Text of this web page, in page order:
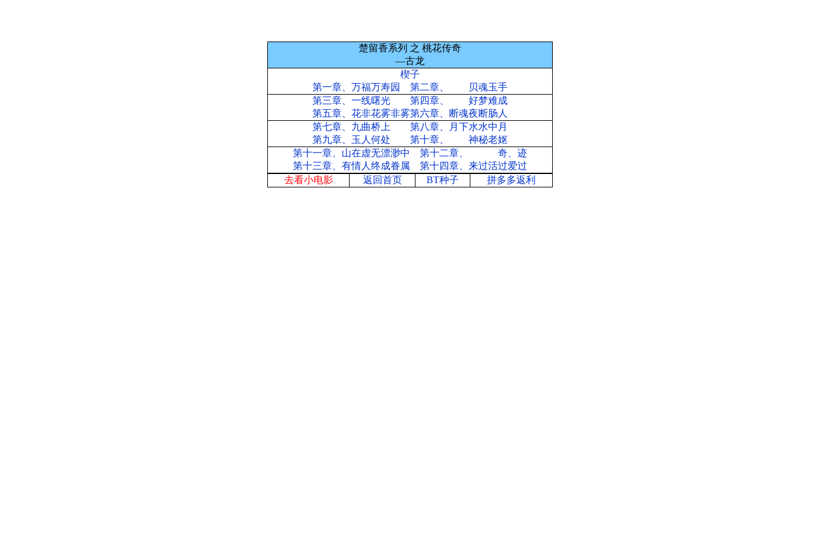
楚留香系列 之 桃花传奇
—古龙
楔子
第一章、万福万寿园 第二章、 贝魂玉手
第三章、一线曙光 第四章、 好梦难成
第五章、花非花雾非雾第六章、断魂夜断肠人
第七章、九曲桥上 第八章、月下水水中月
第九章、玉人何处 第十章、 神秘老妪
第十一章、山在虚无漂渺中 第十二章、 奇、迹
第十三章、有情人终成眷属 第十四章、来过活过爱过
去看小电影
返回首页 BT种子 拼多多返利